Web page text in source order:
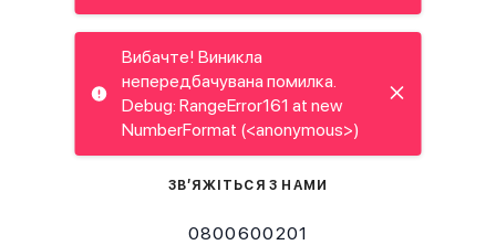
ЗВ’ЯЖІТЬСЯ З НАМИ
0800600201
Вибачте! Виникла
непередбачувана помилка.
Debug: RangeError161 at new
NumberFormat (<anonymous>)